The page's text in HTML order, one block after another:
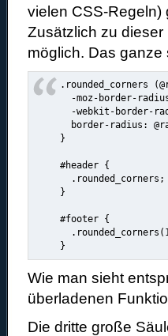
vielen CSS-Regeln)
Zusätzlich zu
möglich. Das ganze
.rounded_corners
-moz-border-
-webkit-border-
border-radius:
}
#header {
  .rounded_corners;
}
#footer {
Wie man sieht
überladenen
Die dritte große